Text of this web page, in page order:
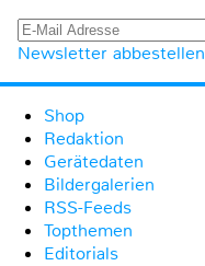
Newsletter abbestellen
Shop
Redaktion
Gerätedaten
Bildergalerien
RSS-Feeds
Topthemen
Editorials